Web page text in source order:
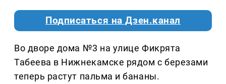
Подписаться на Дзен.канал
Во дворе дома №3 на улице Фикрята
Табеева в Нижнекамске рядом с березами
теперь растут пальма и бананы.